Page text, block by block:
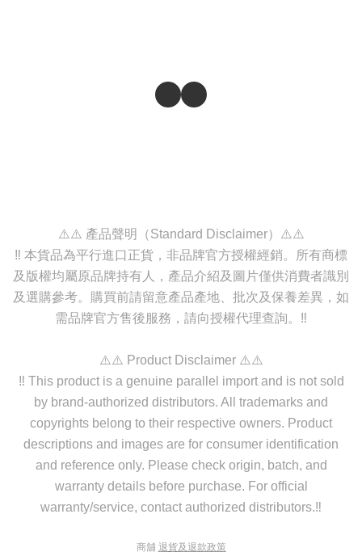
⚠️⚠️ 產品聲明（Standard Disclaimer）⚠️⚠️
‼️ 本貨品為平行進口正貨，非品牌官方授權經銷。所有商標
及版權均屬原品牌持有人，產品介紹及圖片僅供消費者識別
及選購參考。購買前請留意產品產地、批次及保養差異，如
需品牌官方售後服務，請向授權代理查詢。‼️
⚠️⚠️ Product Disclaimer ⚠️⚠️
‼️ This product is a genuine parallel import and is not sold
by brand-authorized distributors. All trademarks and
copyrights belong to their respective owners. Product
descriptions and images are for consumer identification
and reference only. Please check origin, batch, and
warranty details before purchase. For official
warranty/service, contact authorized distributors.‼️
商舖 退貨及退款政策